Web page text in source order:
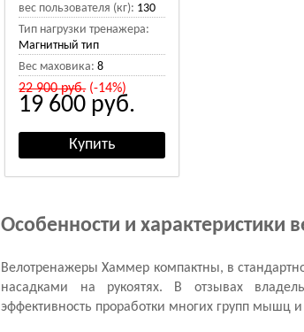
вес пользователя (кг): 130
Тип нагрузки тренажера:
Магнитный тип
Вес маховика: 8
22 900руб.(-14%)
19 600 руб.
Особенности и характеристики
Велотренажеры Хаммер компактны, в
насадками на рукоятях. В отзывах
эффективность проработки многих групп мышц